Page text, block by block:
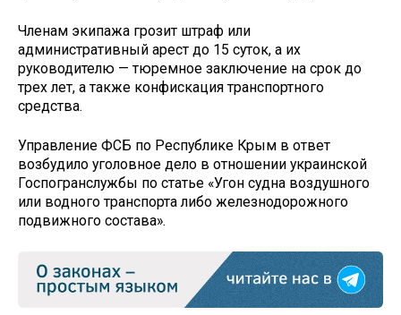
Членам экипажа грозит штраф или
административный арест до 15 суток, а их
руководителю — тюремное заключение на срок до
трех лет, а также конфискация транспортного
средства.
Управление ФСБ по Республике Крым в ответ
возбудило уголовное дело в отношении украинской
Госпогранслужбы по статье «Угон судна воздушного
или водного транспорта либо железнодорожного
подвижного состава».